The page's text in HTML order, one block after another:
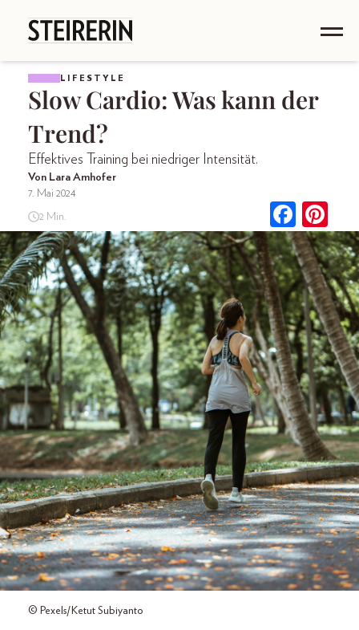
LIFESTYLE
Slow Cardio: Was kann der
Trend?
Effektives Training bei niedriger Intensität.
Von Lara Amhofer
7. Mai 2024
2 Min.
© Pexels/Ketut Subiyanto